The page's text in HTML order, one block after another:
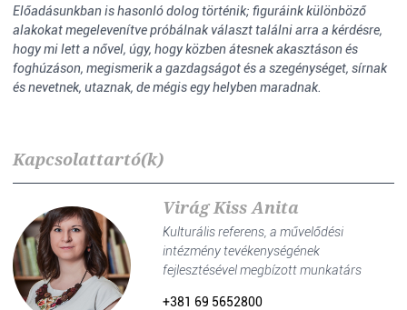
Előadásunkban is hasonló dolog történik; figuráink különböző
alakokat megelevenítve próbálnak választ találni arra a kérdésre,
hogy mi lett a nővel, úgy, hogy közben átesnek akasztáson és
foghúzáson, megismerik a gazdagságot és a szegénységet, sírnak
és nevetnek, utaznak, de mégis egy helyben maradnak.
Kapcsolattartó(k)
Virág Kiss Anita
Kulturális referens, a művelődési
intézmény tevékenységének
fejlesztésével megbízott munkatárs
+381 69 5652800